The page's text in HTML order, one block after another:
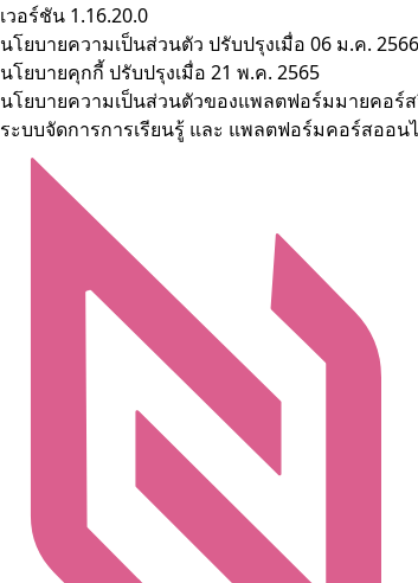
เวอร์ชัน 1.16.20.0
นโยบายความเป็นส่วนตัว ปรับปรุงเมื่อ 06 ม.ค. 2566
นโยบายคุกกี้ ปรับปรุงเมื่อ 21 พ.ค. 2565
นโยบายความเป็นส่วนตัวของแพลตฟอร์มมายคอร์
ระบบจัดการการเรียนรู้ และ แพลตฟอร์มคอร์สออ